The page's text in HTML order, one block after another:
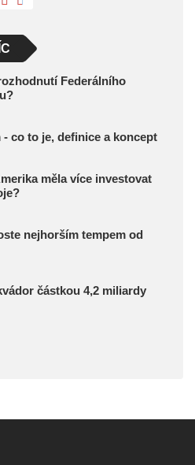
Federálního
co to je, definice a koncept
měla více investovat
nejhorším tempem od
částkou 4,2 miliardy